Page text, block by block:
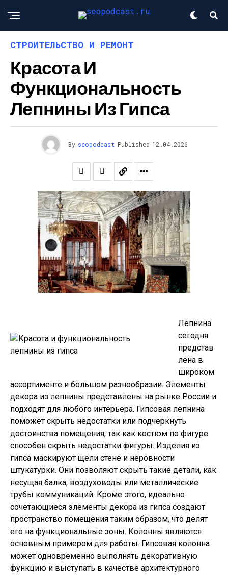
СТРОИТЕЛЬСТВО И РЕМОНТ
Красота И
Функциональность
Лепнины Из Гипса
By seopodcast Published 12.04.2026
Лепнина
сегодня
представ
лена в
широком
ассортименте и большом разнообразии. Элементы
декора из лепнины представлены на рынке России и
подходят для любого интерьера. Гипсовая лепнина
поможет скрыть недостатки или подчеркнуть
достоинства помещения, так как костюм по фигуре
способен скрыть недостатки фигуры. Изделия из
гипса маскируют щели стене и неровности
штукатурки. Они позволяют скрыть такие детали, как
несущая балка, воздуховоды или металлические
трубы коммуникаций. Кроме этого, идеально
сочетающиеся элементы декора из гипса создают
пространство помещения таким образом, что делят
его на функциональные зоны. Колонны являются
основным примером для работы. Гипсовая колонна
может одновременно выполнять декоративную
функцию и выступать в качестве архитектурного